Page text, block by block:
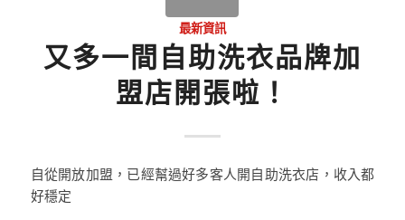
最新資訊
又多一間自助洗衣品牌加
盟店開張啦！
自從開放加盟，已經幫過好多客人開自助洗衣店，收入都
好穩定